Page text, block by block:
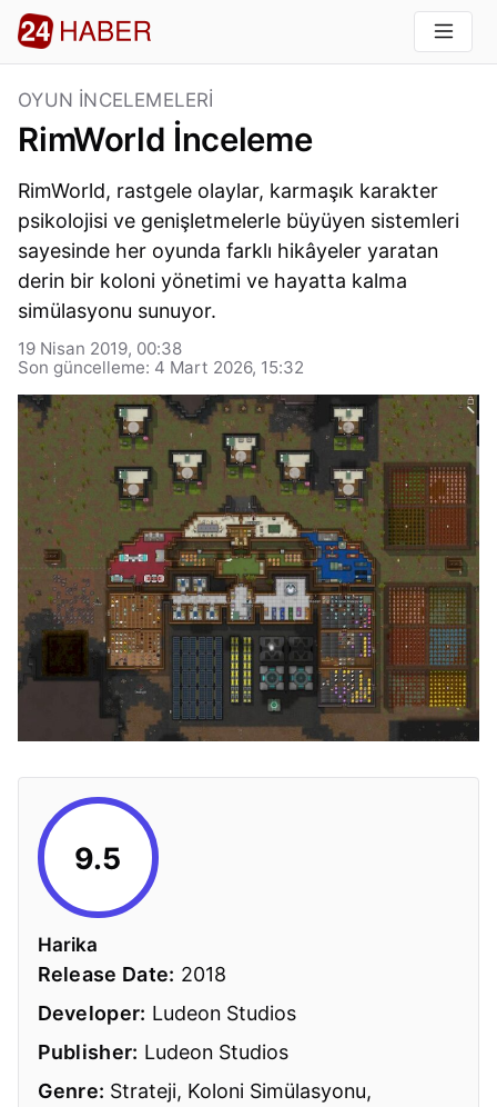
OYUN İNCELEMELERI
RimWorld İnceleme
RimWorld, rastgele olaylar, karmaşık karakter
psikolojisi ve genişletmelerle büyüyen sistemleri
sayesinde her oyunda farklı hikâyeler yaratan
derin bir koloni yönetimi ve hayatta kalma
simülasyonu sunuyor.
19 Nisan 2019, 00:38
Son güncelleme: 4 Mart 2026, 15:32
9.5
Harika
Release Date: 2018
Developer: Ludeon Studios
Publisher: Ludeon Studios
Genre: Strateji, Koloni Simülasyonu,